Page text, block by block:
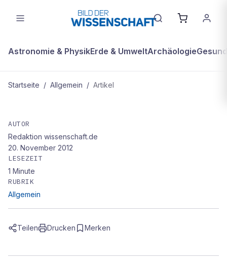
Astronomie & PhysikErde & UmweltArchäologie
Startseite / Allgemein / Artikel
Bernd Müller
AUTOR
Redaktion wissenschaft.de
20. November 2012
LESEZEIT
1 Minute
RUBRIK
Allgemein
Teilen Drucken Merken